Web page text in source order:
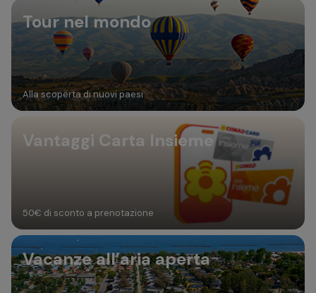
Tour nel mondo
Alla scoperta di nuovi paesi
Vantaggi Carta Insieme
50€ di sconto a prenotazione
Vacanze all’aria aperta